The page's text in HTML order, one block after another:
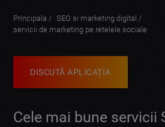
Principala
SEO si marketing digital
servicii de marketing pe retelele sociale
DISCUTĂ APLICAȚIA
Cele mai bune servicii